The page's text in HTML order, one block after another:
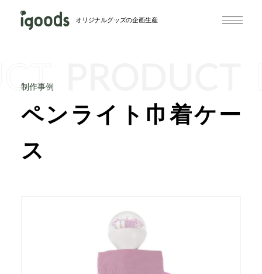
オリジナルグッズの企画生産
ペンライト巾着ケー
ス
制作事例